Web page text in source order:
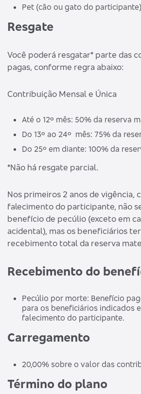
Pet (cão ou gato do
Resgate
Você poderá resgatar* parte das
pagas, conforme regra abaixo:
Contribuição Mensal e Única
Até o 12º mês: 50% da reserva
Do 13º ao 24º mês: 75% da
Do 25º em diante: 100% da
*Não há resgate parcial.
Nos primeiros 2 anos de vigência,
falecimento do participante, não
benefício de pecúlio (exceto em
acidental), mas os beneficiários
recebimento total da reserva
Recebimento do
Pecúlio por morte: Benefício
para os beneficiários indicados
falecimento do participante.
Carregamento
20,00% sobre o valor das
Término do plano